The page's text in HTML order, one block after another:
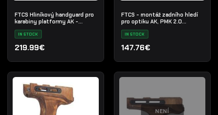
FTCS Hliníkový handguard pro
karabiny platformy AK -
Velikost S - Černá - Nr. 34
IN STOCK
219.99€
FTCS - montáž zadního hledí
pro optiku AK, PMK 2.0
Picatinny
IN STOCK
147.76€
NENÍ